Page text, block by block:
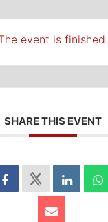
event is finished.
SHARE THIS EVENT